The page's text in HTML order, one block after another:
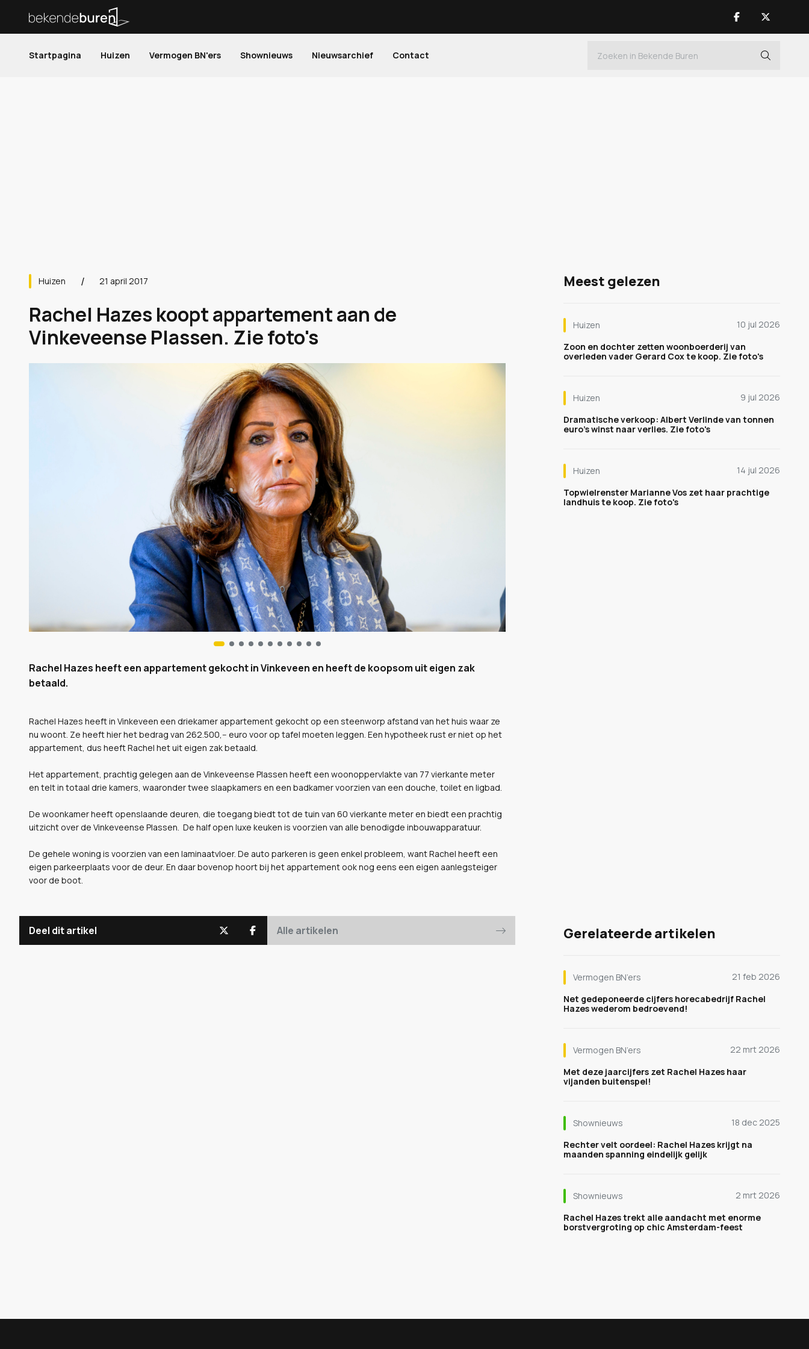
Startpagina Huizen Vermogen BN'ers Shownieuws Nieuwsarchief Contact
Huizen 21 april 2017
Rachel Hazes koopt appartement aan de
Vinkeveense Plassen. Zie foto's
Rachel Hazes heeft een appartement gekocht in Vinkeveen en heeft de koopsom uit eigen zak
betaald.
Rachel Hazes heeft in Vinkeveen een driekamer appartement gekocht op een steenworp afstand van het huis waar ze
nu woont. Ze heeft hier het bedrag van 262.500,-- euro voor op tafel moeten leggen. Een hypotheek rust er niet op het
appartement, dus heeft Rachel het uit eigen zak betaald.
Het appartement, prachtig gelegen aan de Vinkeveense Plassen heeft een woonoppervlakte van 77 vierkante meter
en telt in totaal drie kamers, waaronder twee slaapkamers en een badkamer voorzien van een douche, toilet en ligbad.
De woonkamer heeft openslaande deuren, die toegang biedt tot de tuin van 60 vierkante meter en biedt een prachtig
uitzicht over de Vinkeveense Plassen. De half open luxe keuken is voorzien van alle benodigde inbouwapparatuur.
De gehele woning is voorzien van een laminaatvloer. De auto parkeren is geen enkel probleem, want Rachel heeft een
eigen parkeerplaats voor de deur. En daar bovenop hoort bij het appartement ook nog eens een eigen aanlegsteiger
voor de boot.
Deel dit artikel Alle artikelen
Meest gelezen
Huizen
10 jul 2026
Zoon en dochter zetten woonboerderij van
overleden vader Gerard Cox te koop. Zie foto's
Huizen
9 jul 2026
Dramatische verkoop: Albert Verlinde van tonnen
euro's winst naar verlies. Zie foto's
Huizen
14 jul 2026
Topwielrenster Marianne Vos zet haar prachtige
landhuis te koop. Zie foto's
Gerelateerde artikelen
Vermogen BN’ers
21 feb 2026
Net gedeponeerde cijfers horecabedrijf Rachel
Hazes wederom bedroevend!
Vermogen BN’ers
22 mrt 2026
Met deze jaarcijfers zet Rachel Hazes haar
vijanden buitenspel!
Shownieuws
18 dec 2025
Rechter velt oordeel: Rachel Hazes krijgt na
maanden spanning eindelijk gelijk
Shownieuws
2 mrt 2026
Rachel Hazes trekt alle aandacht met enorme
borstvergroting op chic Amsterdam-feest